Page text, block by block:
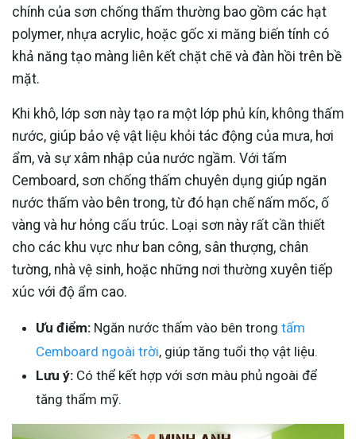
chính của sơn chống thấm thường bao gồm các hạt
polymer, nhựa acrylic, hoặc gốc xi măng biến tính có
khả năng tạo màng liên kết chặt chẽ và đàn hồi trên bề
mặt.
Khi khô, lớp sơn này tạo ra một lớp phủ kín, không thấm
nước, giúp bảo vệ vật liệu khỏi tác động của mưa, hơi
ẩm, và sự xâm nhập của nước ngầm. Với tấm
Cemboard, sơn chống thấm chuyên dụng giúp ngăn
nước thấm vào bên trong, từ đó hạn chế nấm mốc, ố
vàng và hư hỏng cấu trúc. Loại sơn này rất cần thiết
cho các khu vực như ban công, sân thượng, chân
tường, nhà vệ sinh, hoặc những nơi thường xuyên tiếp
xúc với độ ẩm cao.
Ưu điểm: Ngăn nước thấm vào bên trong tấm
Cemboard ngoài trời, giúp tăng tuổi thọ vật liệu.
Lưu ý: Có thể kết hợp với sơn màu phủ ngoài để
tăng thẩm mỹ.